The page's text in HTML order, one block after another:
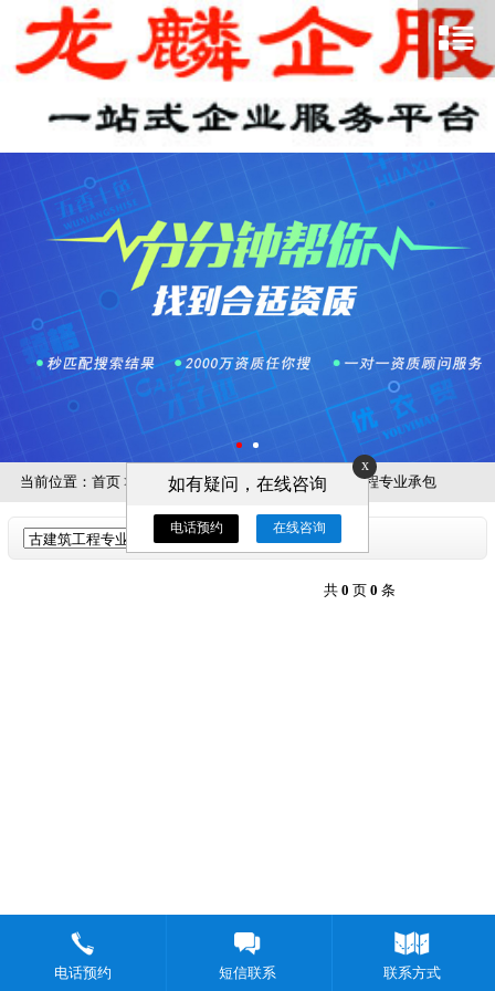
当前位置： 首页> 技术服务>专业承包资质>古建筑工程专业承包
共0 页0 条
电话预约 短信联系 联系方式
x
如有疑问，在线咨询
电话预约 在线咨询